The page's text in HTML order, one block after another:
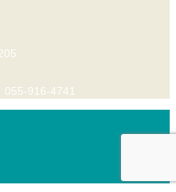
916-4741